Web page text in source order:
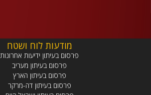
מודעות לוח ושטח
פרסום בעיתון ידיעות אחרונות
פרסום בעיתון מעריב
פרסום בעיתון הארץ
פרסום בעיתון דה-מרקר